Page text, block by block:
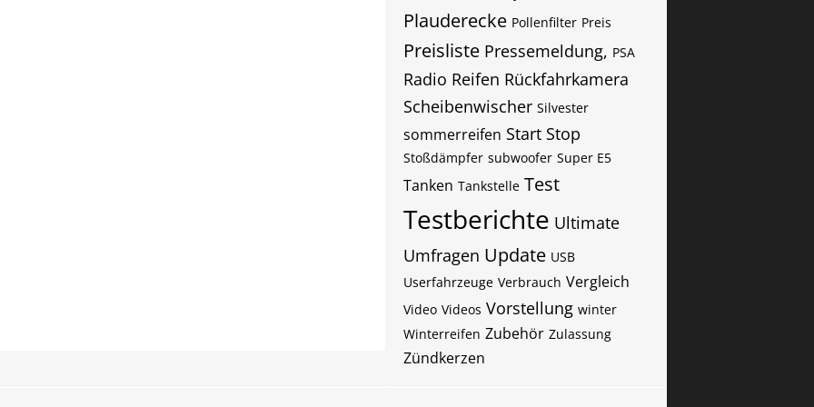
Plauderecke Pollenfilter Preis
Preisliste Pressemeldung, PSA
Radio Reifen Rückfahrkamera
Scheibenwischer Silvester
sommerreifen Start Stop
Stoßdämpfer subwoofer Super E5
Tanken Tankstelle Test
Testberichte Ultimate
Umfragen Update USB
Userfahrzeuge Verbrauch Vergleich
Video Videos Vorstellung winter
Winterreifen Zubehör Zulassung
Zündkerzen